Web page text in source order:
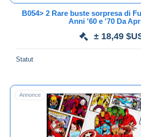
Nouveau
depuis
Prix
Uniquement en réduction
Livraison gratuite
Méthodes de paiement
B054> 2 Rare buste sorpresa di
Anni '60 e '70 Da
± 18,49
Statut
Annonce